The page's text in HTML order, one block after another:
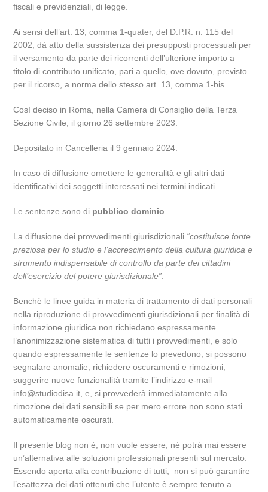
fiscali e previdenziali, di legge.
Ai sensi dell’art. 13, comma 1-quater, del D.P.R. n. 115 del
2002, dà atto della sussistenza dei presupposti processuali per
il versamento da parte dei ricorrenti dell’ulteriore importo a
titolo di contributo unificato, pari a quello, ove dovuto, previsto
per il ricorso, a norma dello stesso art. 13, comma 1-bis.
Così deciso in Roma, nella Camera di Consiglio della Terza
Sezione Civile, il giorno 26 settembre 2023.
Depositato in Cancelleria il 9 gennaio 2024.
In caso di diffusione omettere le generalità e gli altri dati
identificativi dei soggetti interessati nei termini indicati.
Le sentenze sono di pubblico dominio
La diffusione dei provvedimenti giurisdizionali “costituisce fonte
preziosa per lo studio e l’accrescimento della cultura giuridica e
strumento indispensabile di controllo da parte dei cittadini
dell’esercizio del potere giurisdizionale”
Benchè le linee guida in materia di trattamento di dati personali
nella riproduzione di provvedimenti giurisdizionali per finalità di
informazione giuridica non richiedano espressamente
l’anonimizzazione sistematica di tutti i provvedimenti, e solo
quando espressamente le sentenze lo prevedono, si possono
segnalare anomalie, richiedere oscuramenti e rimozioni,
suggerire nuove funzionalità tramite l’indirizzo e-mail
info@studiodisa.it, e, si provvederà immediatamente alla
rimozione dei dati sensibili se per mero errore non sono stati
automaticamente oscurati.
Il presente blog non è, non vuole essere, né potrà mai essere
un’alternativa alle soluzioni professionali presenti sul mercato.
Essendo aperta alla contribuzione di tutti, non si può garantire
l’esattezza dei dati ottenuti che l’utente è sempre tenuto a